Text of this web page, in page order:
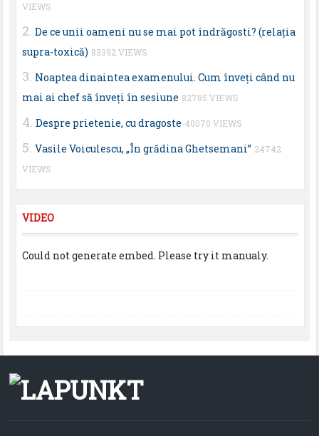
VIEWS
De ce unii oameni nu se mai pot îndrăgosti? (relaţia
supra-toxică) 83392 VIEWS
Noaptea dinaintea examenului. Cum înveţi când nu
mai ai chef să înveţi în sesiune 82785 VIEWS
Despre prietenie, cu dragoste 40070 VIEWS
Vasile Voiculescu, „În grădina Ghetsemani” 24742
VIEWS
VIDEO
Could not generate embed. Please try it manualy.